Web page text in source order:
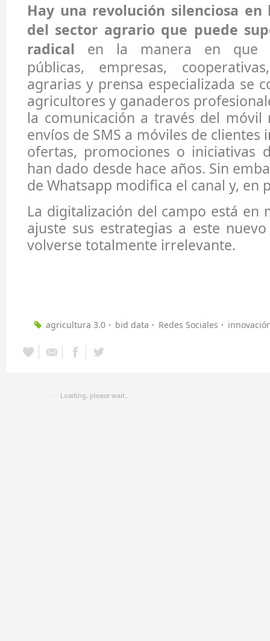
Hay una revolución silenciosa en
del sector agrario que puede
radical en la manera en que
públicas, empresas,
agrarias y prensa especializada se
agricultores y ganaderos
la comunicación a través del móvil
envíos de SMS a móviles de
ofertas, promociones o iniciativas
han dado desde hace años. Sin
de Whatsapp modifica el canal y, en
La digitalización del campo está en
ajuste sus estrategias a este
volverse totalmente irrelevante.
agricultura 3.0 bid data Redes Sociales
Loading, please wait...